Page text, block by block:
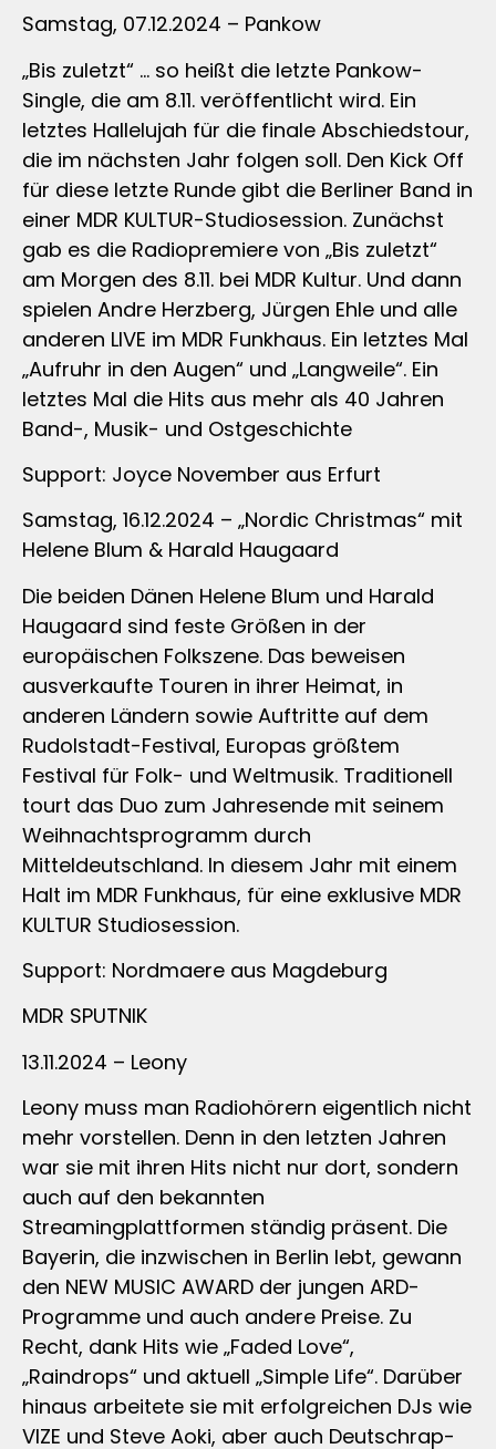
Samstag, 07.12.2024 – Pankow
„Bis zuletzt“ … so heißt die letzte Pankow-
Single, die am 8.11. veröffentlicht wird. Ein
letztes Hallelujah für die finale Abschiedstour,
die im nächsten Jahr folgen soll. Den Kick Off
für diese letzte Runde gibt die Berliner Band in
einer MDR KULTUR-Studiosession. Zunächst
gab es die Radiopremiere von „Bis zuletzt“
am Morgen des 8.11. bei MDR Kultur. Und dann
spielen Andre Herzberg, Jürgen Ehle und alle
anderen LIVE im MDR Funkhaus. Ein letztes Mal
„Aufruhr in den Augen“ und „Langweile“. Ein
letztes Mal die Hits aus mehr als 40 Jahren
Band-, Musik- und Ostgeschichte
Support: Joyce November aus Erfurt
Samstag, 16.12.2024 – „Nordic Christmas“ mit
Helene Blum & Harald Haugaard
Die beiden Dänen Helene Blum und Harald
Haugaard sind feste Größen in der
europäischen Folkszene. Das beweisen
ausverkaufte Touren in ihrer Heimat, in
anderen Ländern sowie Auftritte auf dem
Rudolstadt-Festival, Europas größtem
Festival für Folk- und Weltmusik. Traditionell
tourt das Duo zum Jahresende mit seinem
Weihnachtsprogramm durch
Mitteldeutschland. In diesem Jahr mit einem
Halt im MDR Funkhaus, für eine exklusive MDR
KULTUR Studiosession.
Support: Nordmaere aus Magdeburg
MDR SPUTNIK
13.11.2024 – Leony
Leony muss man Radiohörern eigentlich nicht
mehr vorstellen. Denn in den letzten Jahren
war sie mit ihren Hits nicht nur dort, sondern
auch auf den bekannten
Streamingplattformen ständig präsent. Die
Bayerin, die inzwischen in Berlin lebt, gewann
den NEW MUSIC AWARD der jungen ARD-
Programme und auch andere Preise. Zu
Recht, dank Hits wie „Faded Love“,
„Raindrops“ und aktuell „Simple Life“. Darüber
hinaus arbeitete sie mit erfolgreichen DJs wie
VIZE und Steve Aoki, aber auch Deutschrap-